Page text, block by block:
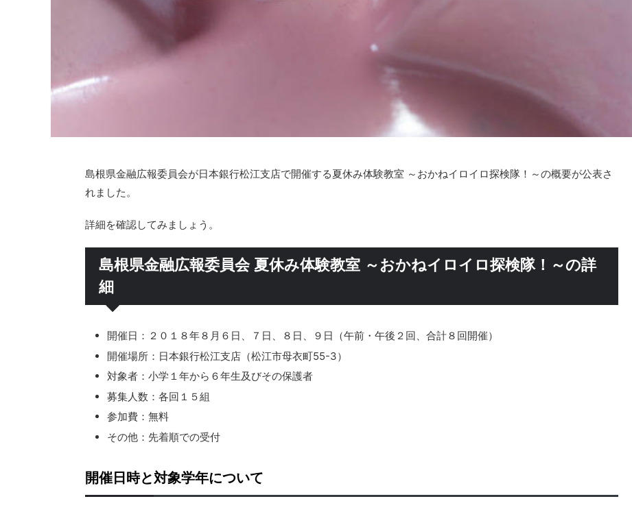
島根県金融広報委員会が日本銀行松江支店で開催する夏休み体験教室 ～おかねイロイロ探検隊！～の概要が公表さ
れました。
詳細を確認してみましょう。
島根県金融広報委員会 夏休み体験教室 ～おかねイロイロ探検隊！～の詳
細
開催日：２０１８年８月６日、７日、８日、９日（午前・午後２回、合計８回開催）
開催場所：日本銀行松江支店（松江市母衣町55-3）
対象者：小学１年から６年生及びその保護者
募集人数：各回１５組
参加費：無料
その他：先着順での受付
開催日時と対象学年について